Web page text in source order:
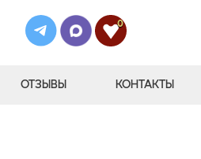
0
ОТЗЫВЫ КОНТАКТЫ